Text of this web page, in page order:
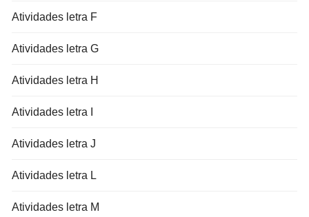
Atividades letra F
Atividades letra G
Atividades letra H
Atividades letra I
Atividades letra J
Atividades letra L
Atividades letra M